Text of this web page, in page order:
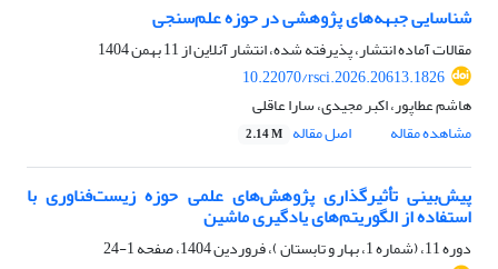
شناسایی جبهه‌های پژوهشی در حوزه علم‌سنجی
مقالات آماده انتشار، پذیرفته شده، انتشار آنلاین از11 بهمن 1404
10.22070/rsci.2026.20613.1826
هاشم عطاپور، اکبر مجیدی، سارا عاقلی
مشاهده مقاله
اصل مقاله 2.14 M
پیش‌بینی تأثیرگذاری پژوهش‌های علمی حوزه زیست‌فناوری با
استفاده از الگوریتم‌های یادگیری ماشین
دوره 11، (شماره 1، بهار و تابستان )، فروردین 1404، صفحه
1-24